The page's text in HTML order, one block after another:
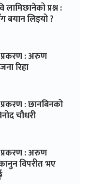
लामिछानेको प्रश्न :
बयान लिइयो ?
प्रकरण : अरुण
रिहा
: छानबिनको
चौधरी
प्रकरण : अरुण
विपरीत भए